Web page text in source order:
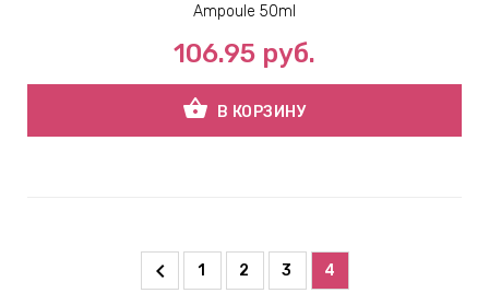
Ampoule 50ml
106.95 руб.
shopping_basket В КОРЗИНУ
1 2 3 4